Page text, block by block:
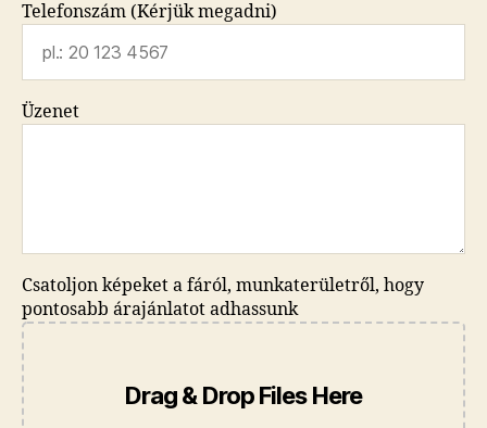
Telefonszám (Kérjük megadni)
Üzenet
Csatoljon képeket a fáról, munkaterületről, hogy
pontosabb árajánlatot adhassunk
Drag & Drop Files Here